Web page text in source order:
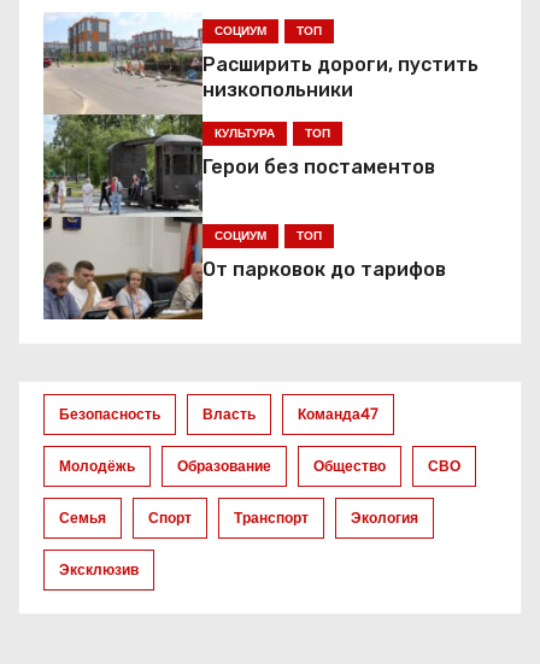
а
ц
и
я
п
о
з
п
и
с
я
СОЦИУМ ТОП
Расширить дороги, пустить
низкопольники
КУЛЬТУРА ТОП
Герои без постаментов
СОЦИУМ ТОП
От парковок до тарифов
Безопасность Власть Команда47
Молодёжь Образование Общество СВО
Семья Спорт Транспорт Экология
Эксклюзив